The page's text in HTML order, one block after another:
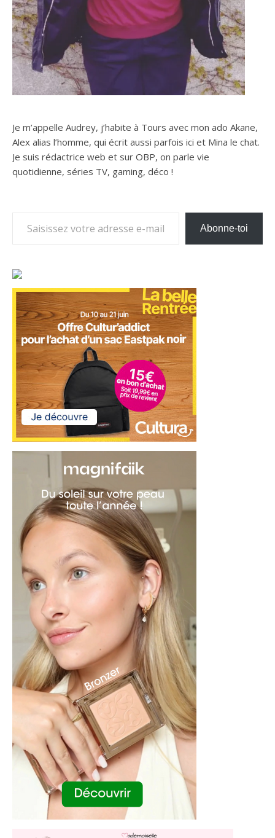
Je m’appelle Audrey, j’habite à Tours avec mon ado Akane,
Alex alias l’homme, qui écrit aussi parfois ici et Mina le chat.
Je suis rédactrice web et sur OBP, on parle vie
quotidienne, séries TV, gaming, déco !
Abonne-toi